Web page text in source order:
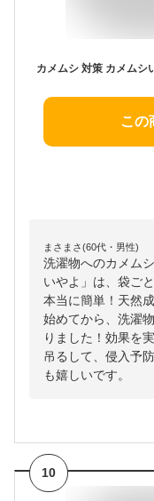
この
まさまさ(60代・男性)
洗濯物へのカメム
いやよ」は、袋ご
本当に簡単！天然
始めてから、洗濯
りました！効果を
吊るして、侵入予
も嬉しいです。
10